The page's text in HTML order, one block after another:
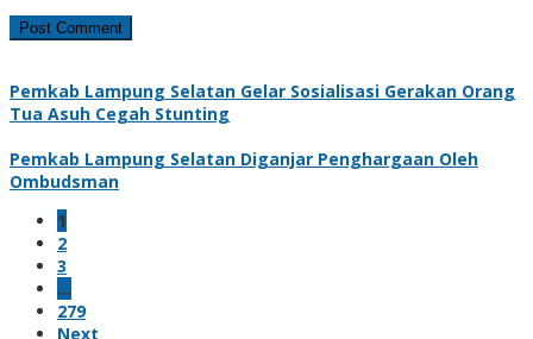
Pemkab Lampung Selatan Gelar Sosialisasi Gerakan Orang
Tua Asuh Cegah Stunting
Pemkab Lampung Selatan Diganjar Penghargaan Oleh
Ombudsman
1
2
3
…
279
Next